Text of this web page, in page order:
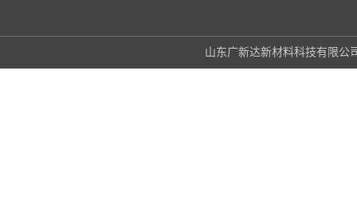
山东广新达新材料科技有限公